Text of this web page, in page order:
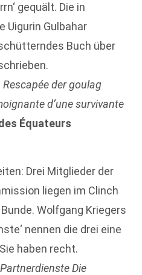
gequält. Die in
Uigurin Gulbahar
Buch über
Rescapée der goulag
d’une survivante
Équateurs
Drei Mitglieder der
liegen im Clinch
Wolfgang Kriegers
nennen die drei eine
haben recht.
Partnerdienste Die